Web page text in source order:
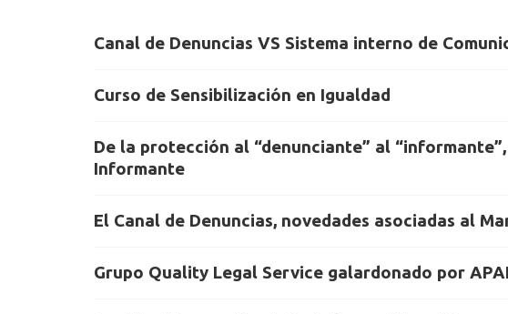
Canal de Denuncias VS Sistema interno de
Curso de Sensibilización en Igualdad
De la protección al “denunciante” al
Informante
El Canal de Denuncias, novedades asociadas al
Grupo Quality Legal Service galardonado por